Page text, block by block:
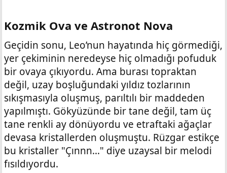
Kozmik Ova ve Astronot Nova​
Geçidin sonu, Leo’nun hayatında hiç görmediği,
yer çekiminin neredeyse hiç olmadığı pofuduk
bir ovaya çıkıyordu. Ama burası topraktan
değil, uzay boşluğundaki yıldız tozlarının
sıkışmasıyla oluşmuş, parıltılı bir maddeden
yapılmıştı. Gökyüzünde bir tane değil, tam üç
tane renkli ay dönüyordu ve etraftaki ağaçlar
devasa kristallerden oluşmuştu. Rüzgar estikçe
bu kristaller "Çınnn..." diye uzaysal bir melodi
fısıldıyordu.